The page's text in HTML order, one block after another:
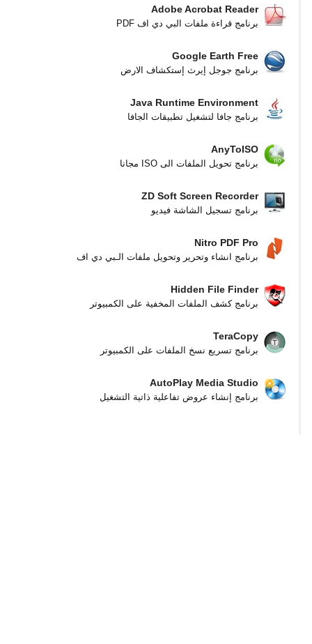
Adobe Acrobat Reader
برنامج قراءة ملفات البي دي اف PDF
Google Earth Free
برنامج جوجل إيرث إستكشاف الارض
Java Runtime Environment
برنامج جافا لتشغيل تطبيقات الجافا
AnyToISO
برنامج تحويل الملفات الى ISO مجانا
ZD Soft Screen Recorder
برنامج تسجيل الشاشة فيديو
Nitro PDF Pro
برنامج انشاء وتحرير وتحويل ملفات الـبي دي اف
Hidden File Finder
برنامج كشف الملفات المخفية على الكمبيوتر
TeraCopy
برنامج تسريع نسخ الملفات على الكمبيوتر
AutoPlay Media Studio
برنامج إنشاء عروض تفاعلية ذاتية التشغيل